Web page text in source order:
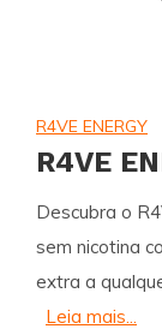
R4VE ENERGY
R4VE
Descubra o
sem nicotina
extra a
Leia mais...